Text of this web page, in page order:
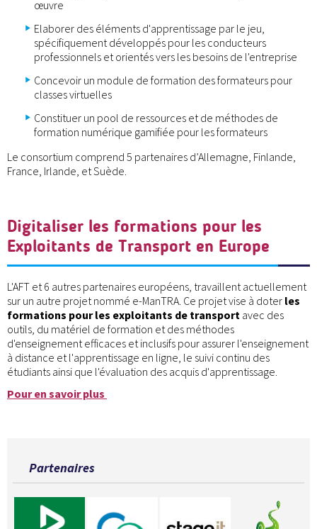
œuvre
Elaborer des éléments d'apprentissage par le jeu,
spécifiquement développés pour les conducteurs
professionnels et orientés vers les besoins de l'entreprise
Concevoir un module de formation des formateurs pour
classes virtuelles
Constituer un pool de ressources et de méthodes de
formation numérique gamifiée pour les formateurs
Le consortium comprend 5 partenaires d’Allemagne, Finlande,
France, Irlande, et Suède.
Digitaliser les formations pour les
Exploitants de Transport en Europe
L'AFT et 6 autres partenaires européens, travaillent actuellement
sur un autre projet nommé e-ManTRA. Ce projet vise à doter les
formations pour les exploitants de transport avec des
outils, du matériel de formation et des méthodes
d'enseignement efficaces et inclusifs pour assurer l'enseignement
à distance et l'apprentissage en ligne, le suivi continu des
étudiants ainsi que l'évaluation des acquis d'apprentissage.
Pour en savoir plus
Partenaires